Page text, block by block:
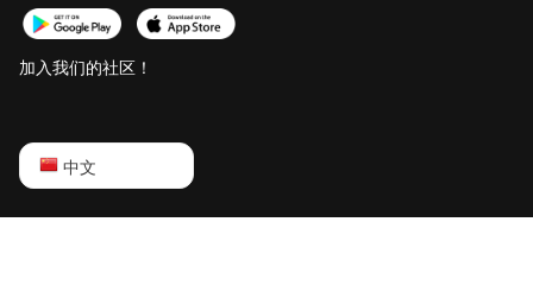
加入我们的社区！
中文
English